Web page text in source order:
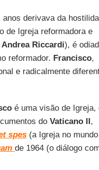
derivava da
de Igreja reformadora e
Andrea Riccardi), é
reformador. Francisco,
e radicalmente
é uma visão de Igreja,
do Vaticano II,
spes(a Igreja no mundo
de 1964 (o diálogo